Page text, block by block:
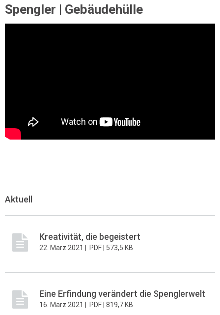
Spengler | Gebäudehülle
Aktuell
Kreativität, die begeistert
22. März 2021 | PDF | 573,5 KB
Eine Erfindung verändert die Spenglerwelt
16. März 2021 | PDF | 819,7 KB